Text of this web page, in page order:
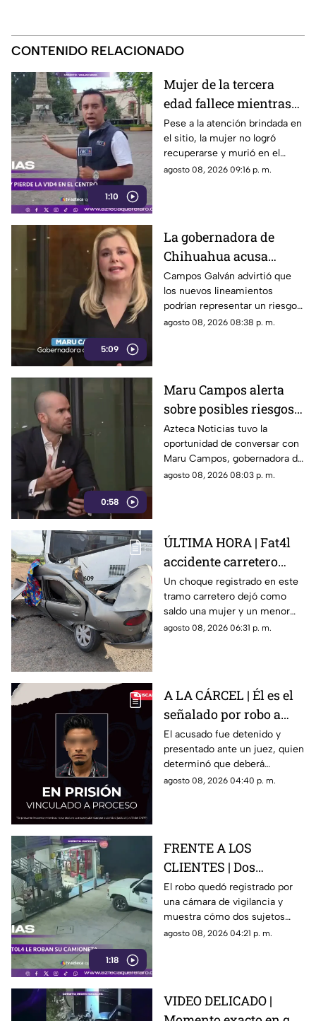
CONTENIDO RELACIONADO
1:10
Mujer de la tercera
edad fallece mientras
caminaba por el Centro
de Querétaro
Pese a la atención brindada en
el sitio, la mujer no logró
recuperarse y murió en el
lugar.
agosto 08, 2026 09:16 p. m.
5:09
La gobernadora de
Chihuahua acusa
posible censura
impulsada desde el
Gobierno Federal
Campos Galván advirtió que
los nuevos lineamientos
podrían representar un riesgo
para la libertad de expresión
agosto 08, 2026 08:38 p. m.
0:58
Maru Campos alerta
sobre posibles riesgos
para la libertad de
expresión
Azteca Noticias tuvo la
oportunidad de conversar con
Maru Campos, gobernadora de
Chihuahua, quien habló sobre
para la libertad de expresión
agosto 08, 2026 08:03 p. m.
ÚLTIMA HORA | Fat4l
accidente carretero
deja una mujer y un
niño mu3rtos en San
Juan del Río
Un choque registrado en este
tramo carretero dejó como
saldo una mujer y un menor
sin vida, además de una
agosto 08, 2026 06:31 p. m.
A LA CÁRCEL | Él es el
señalado por robo a
una casa en Santa Rosa
Jáuregui
El acusado fue detenido y
presentado ante un juez, quien
determinó que deberá
permanecer en prisión
agosto 08, 2026 04:40 p. m.
1:18
FRENTE A LOS
CLIENTES | Dos
hombres enc4ñonan a
conductor y se llevan
su camioneta
El robo quedó registrado por
una cámara de vigilancia y
muestra cómo dos sujetos
obligaron a un conductor y a
agosto 08, 2026 04:21 p. m.
VIDEO DELICADO |